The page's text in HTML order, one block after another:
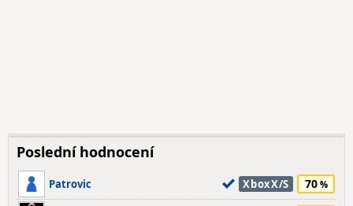
Poslední hodnocení
Patrovic XboxX/S 70